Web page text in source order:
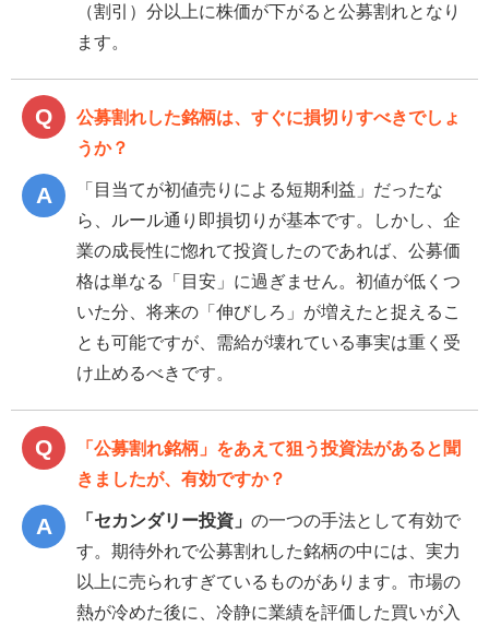
（割引）分以上に株価が下がると公募割れとなり
ます。
公募割れした銘柄は、すぐに損切りすべきでしょ
うか？
「目当てが初値売りによる短期利益」だったな
ら、ルール通り即損切りが基本です。しかし、企
業の成長性に惚れて投資したのであれば、公募価
格は単なる「目安」に過ぎません。初値が低くつ
いた分、将来の「伸びしろ」が増えたと捉えるこ
とも可能ですが、需給が壊れている事実は重く受
け止めるべきです。
「公募割れ銘柄」をあえて狙う投資法があると聞
きましたが、有効ですか？
「セカンダリー投資」 の一つの手法として有効で
す。期待外れで公募割れした銘柄の中には、実力
以上に売られすぎているものがあります。市場の
熱が冷めた後に、冷静に業績を評価した買いが入